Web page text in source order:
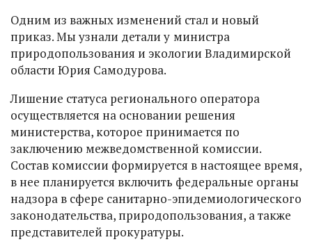
Одним из важных изменений стал и новый
приказ. Мы узнали детали у министра
природопользования и экологии Владимирской
области Юрия Самодурова.
Лишение статуса регионального оператора
осуществляется на основании решения
министерства, которое принимается по
заключению межведомственной комиссии.
Состав комиссии формируется в настоящее время,
в нее планируется включить федеральные органы
надзора в сфере санитарно-эпидемиологического
законодательства, природопользования, а также
представителей прокуратуры.